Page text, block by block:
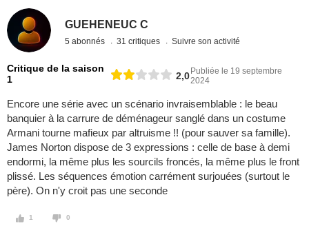
GUEHENEUC C
5 abonnés 31 critiques Suivre son activité
Critique de la saison
1
2,0Publiée le 19 septembre
2024
Encore une série avec un scénario invraisemblable : le beau
banquier à la carrure de déménageur sanglé dans un costume
Armani tourne mafieux par altruisme !! (pour sauver sa famille).
James Norton dispose de 3 expressions : celle de base à demi
endormi, la même plus les sourcils froncés, la même plus le front
plissé. Les séquences émotion carrément surjouées (surtout le
père). On n'y croit pas une seconde
1 0